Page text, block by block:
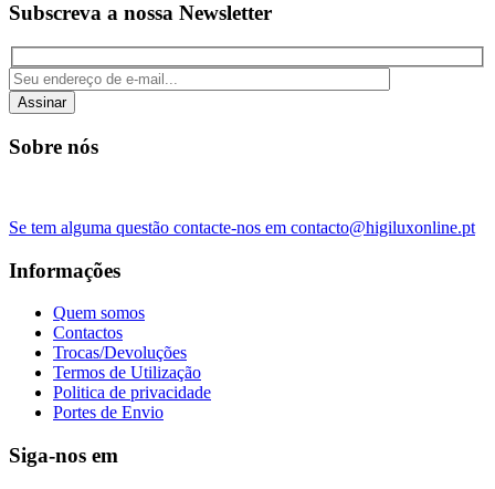
Subscreva a nossa Newsletter
Assinar
Sobre nós
Se tem alguma questão contacte-nos em contacto@higiluxonline.pt
Informações
Quem somos
Contactos
Trocas/Devoluções
Termos de Utilização
Politica de privacidade
Portes de Envio
Siga-nos em